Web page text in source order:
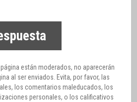
están moderados, no aparecerán
al ser enviados. Evita, por favor, las
los comentarios maleducados, los
personales, o los calificativos